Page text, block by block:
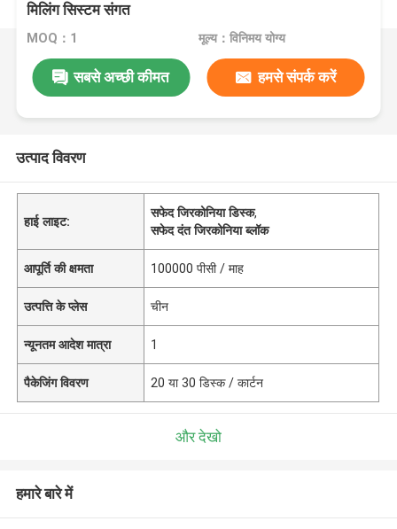
मिलिंग सिस्टम संगत
MOQ：1 मूल्य：विनिमय योग्य
सबसे अच्छी कीमत हमसे संपर्क करें
उत्पाद विवरण
हाई लाइट:
सफेद जिरकोनिया डिस्क,
सफेद दंत जिरकोनिया ब्लॉक
आपूर्ति की क्षमता 100000 पीसी / माह
उत्पत्ति के प्लेस चीन
न्यूनतम आदेश मात्रा 1
पैकेजिंग विवरण 20 या 30 डिस्क / कार्टन
और देखो
हमारे बारे में